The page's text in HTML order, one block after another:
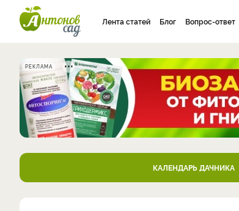
Лента статей Блог Вопрос-ответ
РЕКЛАМА
КАЛЕНДАРЬ ДАЧНИКА